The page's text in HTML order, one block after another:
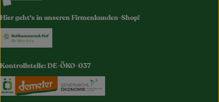
Hier geht's in unseren Firmenkunden-Shop!
Kontrollstelle: DE-ÖKO-037
Externer Link zu https://www.oekokiste.de/
Externer Link zu https://www.demeter.de/